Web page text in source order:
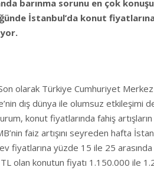
barınma sorunu en çok
İstanbul’da konut
Son olarak Türkiye Cumhuriyet Merkez
dış dünya ile olumsuz etkileşimi
konut fiyatlarında fahiş
faiz artışını seyreden hafta
fiyatlarına yüzde 15 ile 25
olan konutun fiyatı 1.150.000 ile